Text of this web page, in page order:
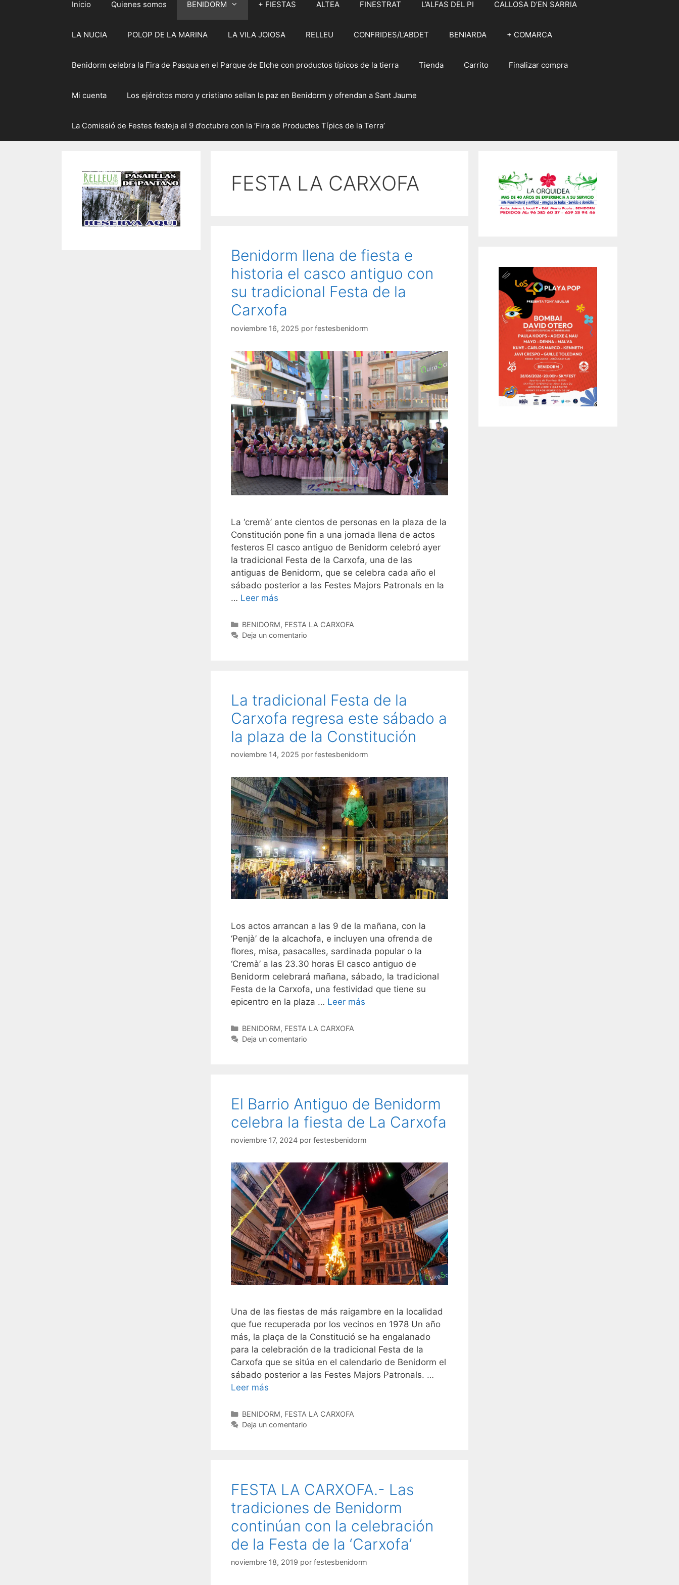
Inicio Quienes somos BENIDORM + FIESTAS ALTEA FINESTRAT L’ALFAS DEL PI CALLOSA D’EN SARRIA
LA NUCIA POLOP DE LA MARINA LA VILA JOIOSA RELLEU CONFRIDES/L’ABDET BENIARDA + COMARCA
Benidorm celebra la Fira de Pasqua en el Parque de Elche con productos típicos de la tierra Tienda Carrito Finalizar compra
Mi cuenta Los ejércitos moro y cristiano sellan la paz en Benidorm y ofrendan a Sant Jaume
La Comissió de Festes festeja el 9 d’octubre con la ‘Fira de Productes Típics de la Terra’
FESTA LA CARXOFA
Benidorm llena de fiesta e
historia el casco antiguo con
su tradicional Festa de la
Carxofa
noviembre 16, 2025 por festesbenidorm
La ‘cremà’ ante cientos de personas en la plaza de la
Constitución pone fin a una jornada llena de actos
festeros El casco antiguo de Benidorm celebró ayer
la tradicional Festa de la Carxofa, una de las
antiguas de Benidorm, que se celebra cada año el
sábado posterior a las Festes Majors Patronals en la
… Leer más
Categorías
BENIDORM, FESTA LA CARXOFA
Deja un comentario
La tradicional Festa de la
Carxofa regresa este sábado a
la plaza de la Constitución
noviembre 14, 2025 por festesbenidorm
Los actos arrancan a las 9 de la mañana, con la
‘Penjà’ de la alcachofa, e incluyen una ofrenda de
flores, misa, pasacalles, sardinada popular o la
‘Cremà’ a las 23.30 horas El casco antiguo de
Benidorm celebrará mañana, sábado, la tradicional
Festa de la Carxofa, una festividad que tiene su
epicentro en la plaza … Leer más
Categorías
BENIDORM, FESTA LA CARXOFA
Deja un comentario
El Barrio Antiguo de Benidorm
celebra la fiesta de La Carxofa
noviembre 17, 2024 por festesbenidorm
Una de las fiestas de más raigambre en la localidad
que fue recuperada por los vecinos en 1978 Un año
más, la plaça de la Constitució se ha engalanado
para la celebración de la tradicional Festa de la
Carxofa que se sitúa en el calendario de Benidorm el
sábado posterior a las Festes Majors Patronals. …
Leer más
Categorías
BENIDORM, FESTA LA CARXOFA
Deja un comentario
FESTA LA CARXOFA.- Las
tradiciones de Benidorm
continúan con la celebración
de la Festa de la ‘Carxofa’
noviembre 18, 2019 por festesbenidorm